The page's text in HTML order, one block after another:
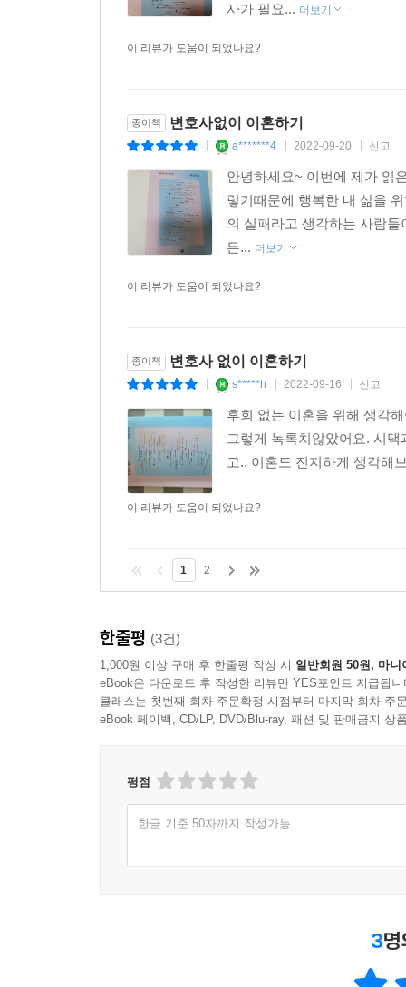
사가 필요... 더보기
이 리뷰가 도움이 되었나요?
종이책 변호사없이 이혼하기
a*******4 2022-09-20 신고
안녕하세요~ 이번에 제가 읽
렇기때문에 행복한 내 삶을
의 실패라고 생각하는 사람
든... 더보기
이 리뷰가 도움이 되었나요?
종이책 변호사 없이 이혼하기
s*****h 2022-09-16 신고
후회 없는 이혼을 위해 생각
그렇게 녹록치않았어요. 시
고.. 이혼도 진지하게 생각해
이 리뷰가 도움이 되었나요?
1 2
한줄평 (3건)
1,000원 이상 구매 후 한줄평 작성 시 일반회원 50원, 마니
eBook은 다운로드 후 작성한 리뷰만 YES포인트 지급됩니
클래스는 첫번째 회차 주문확정 시점부터 마지막 회차 주
eBook 페이백, CD/LP, DVD/Blu-ray, 패션 및 판매금지 상
평점
한글 기준 50자까지 작성가능
3